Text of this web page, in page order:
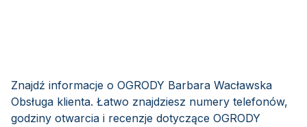
Znajdź informacje o OGRODY Barbara Wacławska
Obsługa klienta. Łatwo znajdziesz numery telefonów,
godziny otwarcia i recenzje dotyczące OGRODY